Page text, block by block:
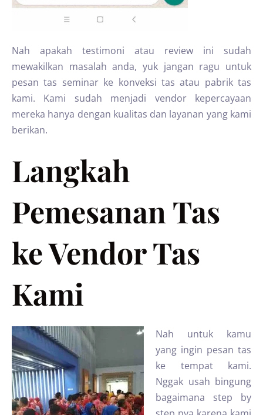
Nah apakah testimoni atau review ini sudah
mewakilkan masalah anda, yuk jangan ragu untuk
pesan tas seminar ke konveksi tas atau pabrik tas
kami. Kami sudah menjadi vendor kepercayaan
mereka hanya dengan kualitas dan layanan yang kami
berikan.
Langkah
Pemesanan Tas
ke Vendor Tas
Kami
Nah untuk kamu
yang ingin pesan tas
ke tempat kami.
Nggak usah bingung
bagaimana step by